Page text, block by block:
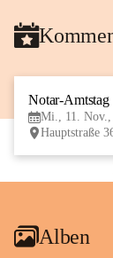
Notar-Amtstag
Mi., 11. Nov.,
Hauptstraße
Alben